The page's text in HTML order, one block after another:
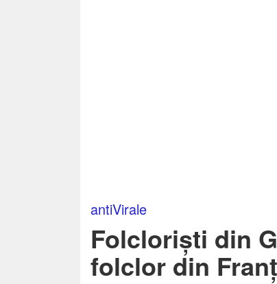
antiVirale
Folcloriști din
folclor din